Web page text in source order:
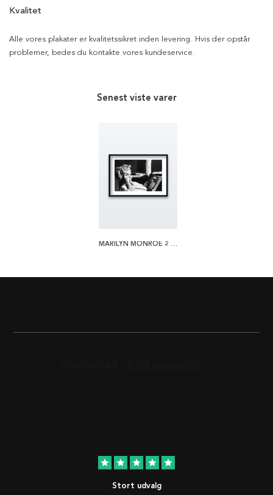
Kvalitet
Alle vores plakater er kvalitetssikret inden levering. Hvis der opstår
problemer, bedes du kontakte vores kundeservice.
Senest viste varer
MARILYN MONROE 2 PLAKAT
star star star star star
Stort udvalg